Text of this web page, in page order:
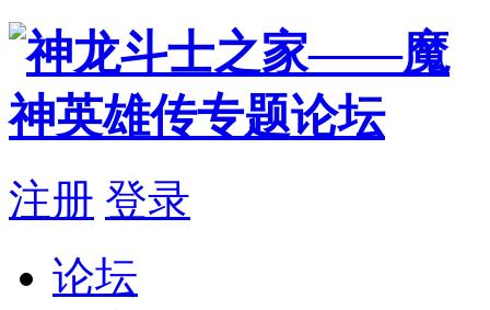
注册 登录
论坛